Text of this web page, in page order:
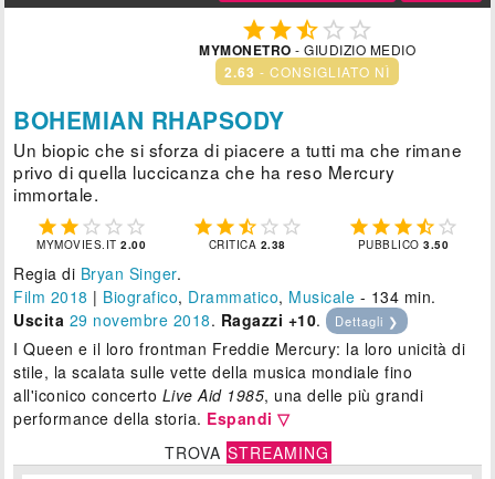
  
MYMONETRO - GIUDIZIO MEDIO
2.63 - CONSIGLIATO NÌ
BOHEMIAN RHAPSODY
Un biopic che si sforza di piacere a tutti ma che rimane
privo di quella luccicanza che ha reso Mercury
immortale.
    
MYMOVIES.IT2.00
    
CRITICA 2.38
    
PUBBLICO3.50
Regia di Bryan Singer.
Film 2018 | Biografico, Drammatico, Musicale - 134 min.
Uscita 29 novembre 2018. Ragazzi +10. Dettagli ❯
I Queen e il loro frontman Freddie Mercury: la loro unicità di
stile, la scalata sulle vette della musica mondiale fino
all'iconico concerto Live Aid 1985, una delle più grandi
performance della storia. Espandi ▽
TROVA STREAMING